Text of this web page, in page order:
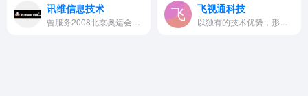
讯维信息技术 飞视通科技